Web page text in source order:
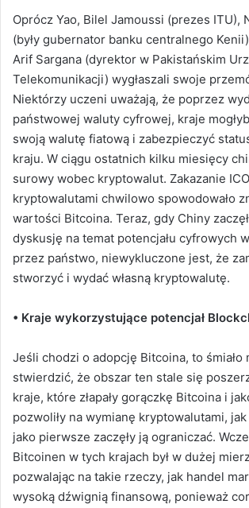
Oprócz Yao, Bilel Jamoussi (prezes ITU),
(były gubernator banku centralnego
Arif Sargana (dyrektor w Pakistańskim
Telekomunikacji) wygłaszali swoje
Niektórzy uczeni uważają, że poprzez
państwowej waluty cyfrowej, kraje
swoją walutę fiatową i zabezpieczyć
kraju. W ciągu ostatnich kilku miesięcy
surowy wobec kryptowalut. Zakazanie
kryptowalutami chwilowo spowodowało
wartości Bitcoina. Teraz, gdy Chiny
dyskusję na temat potencjału cyfrowych
przez państwo, niewykluczone jest, że
stworzyć i wydać własną kryptowalutę.
• Kraje wykorzystujące potencjał
Jeśli chodzi o adopcję Bitcoina, to śmiało
stwierdzić, że obszar ten stale się
kraje, które złapały gorączkę Bitcoina i
pozwoliły na wymianę kryptowalutami,
jako pierwsze zaczęły ją ograniczać.
Bitcoinen w tych krajach był w dużej
pozwalając na takie rzeczy, jak handel
wysoką dźwignią finansową, ponieważ